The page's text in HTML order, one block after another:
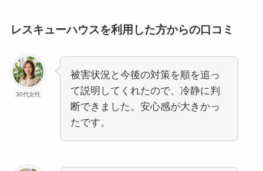
レスキューハウスを利用した方からの口コミ
30代女性
被害状況と今後の対策を順を追っ
て説明してくれたので、冷静に判
断できました。安心感が大きかっ
たです。